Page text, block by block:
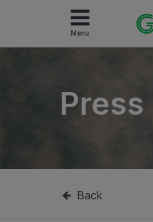
Menu
Back